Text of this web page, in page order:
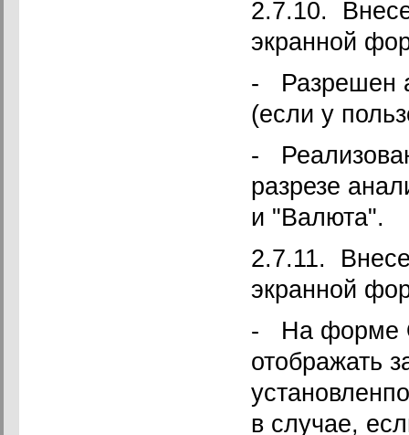
2.7.10.
экранной
- Разрешен
(если у
-
разрезе
и "Валюта".
2.7.11.
экранной
- На форме
отображать
в случае,